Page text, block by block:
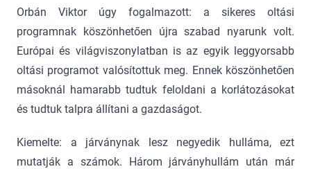
Orbán Viktor úgy fogalmazott: a sikeres oltási
programnak köszönhetően újra szabad nyarunk volt.
Európai és világviszonylatban is az egyik leggyorsabb
oltási programot valósítottuk meg. Ennek köszönhetően
másoknál hamarabb tudtuk feloldani a korlátozásokat
és tudtuk talpra állítani a gazdaságot.
Kiemelte: a járványnak lesz negyedik hulláma, ezt
mutatják a számok. Három járványhullám után már